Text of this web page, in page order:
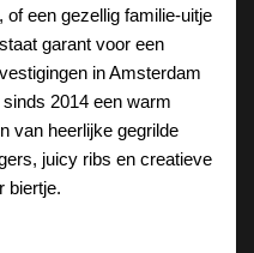
of een gezellig familie-uitje
garant voor een
in Amsterdam
2014 een warm
van heerlijke gegrilde
juicy ribs en creatieve
biertje.